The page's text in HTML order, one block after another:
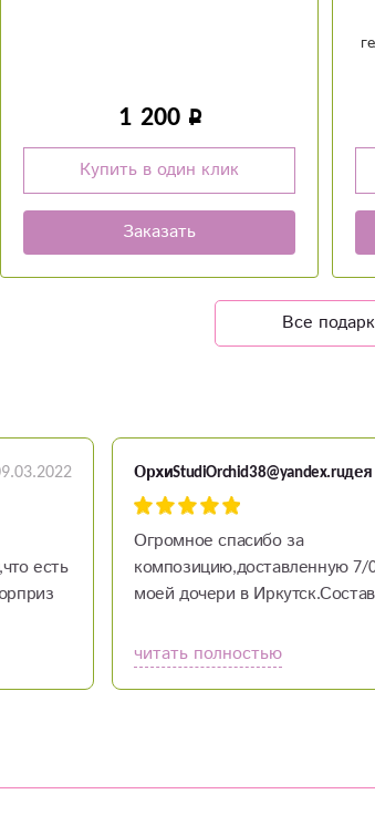
160
Купить в один клик
Заказать
Все
есть
ОрхиStudiOrchid38@yandex.ruдея
Огромное спасибо за
композицию,доставленную 7/
моей дочери в
хорошем стиле ,имеет свою
нежность.Спасибо мастеру -
читать полностью